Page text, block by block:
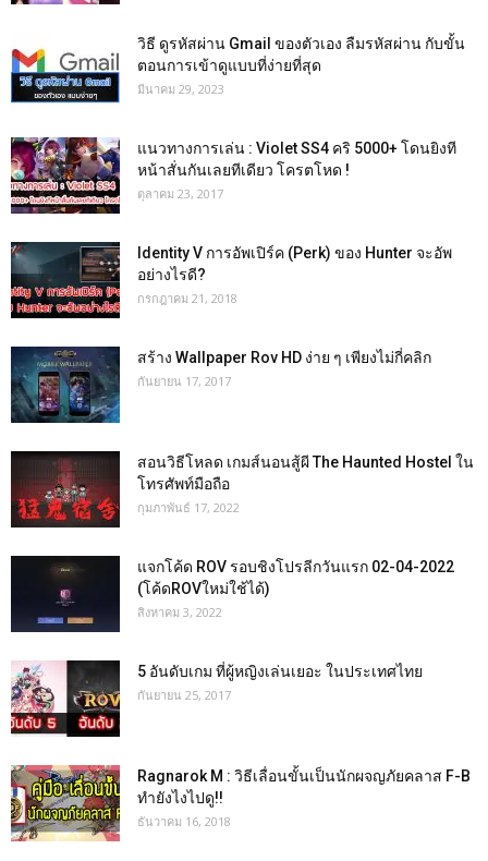
วิธี ดูรหัสผ่าน Gmail ของตัวเอง ลืมรหัสผ่าน กับขั้น
ตอนการเข้าดูแบบที่ง่ายที่สุด
มีนาคม 29, 2023
แนวทางการเล่น : Violet SS4 คริ 5000+ โดนยิงที
หน้าสั่นกันเลยทีเดียว โครตโหด !
ตุลาคม 23, 2017
Identity V การอัพเปิร์ค (Perk) ของ Hunter จะอัพ
อย่างไรดี?
กรกฎาคม 21, 2018
สร้าง Wallpaper Rov HD ง่าย ๆ เพียงไม่กี่คลิก
กันยายน 17, 2017
สอนวิธีโหลด เกมส์นอนสู้ผี The Haunted Hostel ใน
โทรศัพท์มือถือ
กุมภาพันธ์ 17, 2022
แจกโค้ด ROV รอบชิงโปรลีกวันแรก 02-04-2022
(โค้ดROVใหม่ใช้ได้)
สิงหาคม 3, 2022
5 อันดับเกม ที่ผู้หญิงเล่นเยอะ ในประเทศไทย
กันยายน 25, 2017
Ragnarok M : วิธีเลื่อนขั้นเป็นนักผจญภัยคลาส F-B
ทำยังไงไปดู!!
ธันวาคม 16, 2018